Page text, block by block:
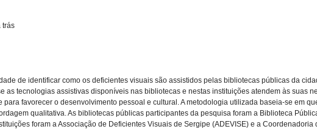
trás
de identificar como os deficientes visuais são assistidos pelas bibliotecas públicas da
as tecnologias assistivas disponíveis nas bibliotecas e nestas instituições atendem às suas
favorecer o desenvolvimento pessoal e cultural. A metodologia utilizada baseia-se em
qualitativa. As bibliotecas públicas participantes da pesquisa foram a Biblioteca
foram a Associação de Deficientes Visuais de Sergipe (ADEVISE) e a